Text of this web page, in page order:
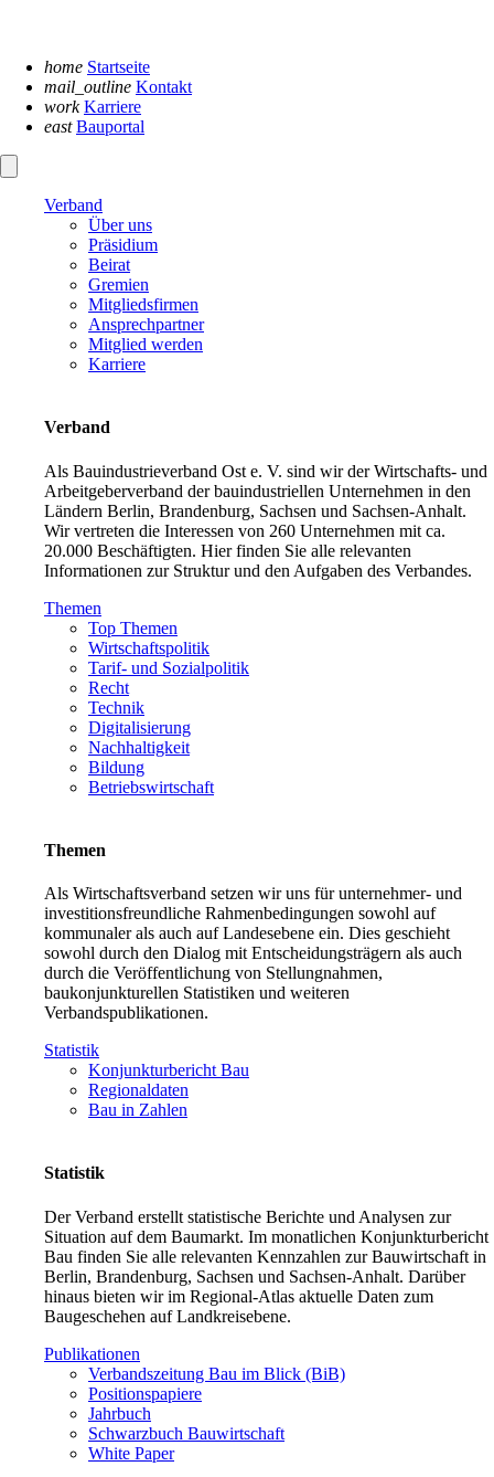
home Startseite
mail_outline Kontakt
work Karriere
east Bauportal
Verband
Über uns
Präsidium
Beirat
Gremien
Mitgliedsfirmen
Ansprechpartner
Mitglied werden
Karriere
Verband
Als Bauindustrieverband Ost e. V. sind wir der Wirtschafts- und
Arbeitgeberverband der bauindustriellen Unternehmen in den
Ländern Berlin, Brandenburg, Sachsen und Sachsen-Anhalt.
Wir vertreten die Interessen von 260 Unternehmen mit ca.
20.000 Beschäftigten. Hier finden Sie alle relevanten
Informationen zur Struktur und den Aufgaben des Verbandes.
Themen
Top Themen
Wirtschaftspolitik
Tarif- und Sozialpolitik
Recht
Technik
Digitalisierung
Nachhaltigkeit
Bildung
Betriebswirtschaft
Themen
Als Wirtschaftsverband setzen wir uns für unternehmer- und
investitionsfreundliche Rahmenbedingungen sowohl auf
kommunaler als auch auf Landesebene ein. Dies geschieht
sowohl durch den Dialog mit Entscheidungsträgern als auch
durch die Veröffentlichung von Stellungnahmen,
baukonjunkturellen Statistiken und weiteren
Verbandspublikationen.
Statistik
Konjunkturbericht Bau
Regionaldaten
Bau in Zahlen
Statistik
Der Verband erstellt statistische Berichte und Analysen zur
Situation auf dem Baumarkt. Im monatlichen Konjunkturbericht
Bau finden Sie alle relevanten Kennzahlen zur Bauwirtschaft in
Berlin, Brandenburg, Sachsen und Sachsen-Anhalt. Darüber
hinaus bieten wir im Regional-Atlas aktuelle Daten zum
Baugeschehen auf Landkreisebene.
Publikationen
Verbandszeitung Bau im Blick (BiB)
Positionspapiere
Jahrbuch
Schwarzbuch Bauwirtschaft
White Paper